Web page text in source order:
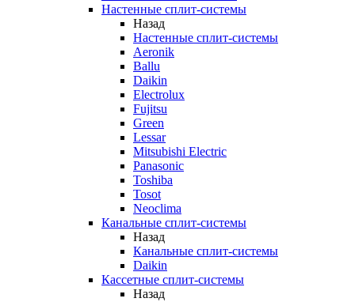
Настенные сплит-системы
Назад
Настенные сплит-системы
Aeronik
Ballu
Daikin
Electrolux
Fujitsu
Green
Lessar
Mitsubishi Electric
Panasonic
Toshiba
Tosot
Neoclima
Канальные сплит-системы
Назад
Канальные сплит-системы
Daikin
Кассетные сплит-системы
Назад